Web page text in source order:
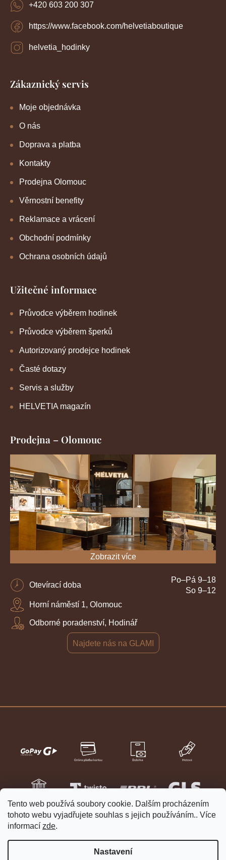
Tento web používá soubory cookie. Dalším procházením
tohoto webu vyjadřujete souhlas s jejich používáním.. Více
informací zde.
Nastavení
https://www.facebook.com/helvetiaboutique
helvetia_hodinky
+420 603 200 307
Zákaznický servis
Moje objednávka
O nás
Doprava a platba
Kontakty
Prodejna Olomouc
Věrnostní benefity
Reklamace a vrácení
Obchodní podmínky
Ochrana osobních údajů
Užitečné informace
Průvodce výběrem hodinek
Průvodce výběrem šperků
Autorizovaný prodejce hodinek
Časté dotazy
Servis a služby
HELVETIA magazín
Prodejna – Olomouc
Zobrazit více
Otevírací doba
Po–Pá 9–18
So 9–12
Horní náměstí 1, Olomouc
Odborné poradenství, Hodinář
Najdete nás na GLAMI